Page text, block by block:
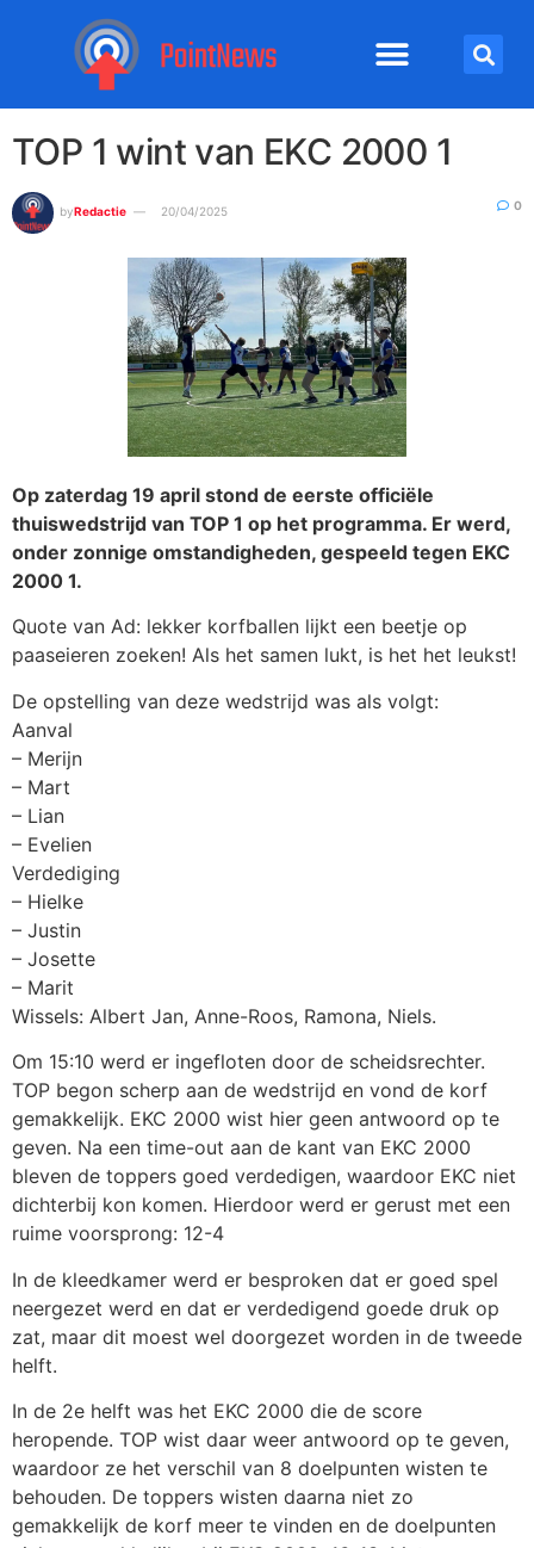
TOP 1 wint van EKC 2000 1
byRedactie 20/04/2025 0
Op zaterdag 19 april stond de eerste officiële
thuiswedstrijd van TOP 1 op het programma. Er werd,
onder zonnige omstandigheden, gespeeld tegen EKC
2000 1.
Quote van Ad: lekker korfballen lijkt een beetje op
paaseieren zoeken! Als het samen lukt, is het het leukst!
De opstelling van deze wedstrijd was als volgt:
Aanval
– Merijn
– Mart
– Lian
– Evelien
Verdediging
– Hielke
– Justin
– Josette
– Marit
Wissels: Albert Jan, Anne-Roos, Ramona, Niels.
Om 15:10 werd er ingefloten door de scheidsrechter.
TOP begon scherp aan de wedstrijd en vond de korf
gemakkelijk. EKC 2000 wist hier geen antwoord op te
geven. Na een time-out aan de kant van EKC 2000
bleven de toppers goed verdedigen, waardoor EKC niet
dichterbij kon komen. Hierdoor werd er gerust met een
ruime voorsprong: 12-4
In de kleedkamer werd er besproken dat er goed spel
neergezet werd en dat er verdedigend goede druk op
zat, maar dit moest wel doorgezet worden in de tweede
helft.
In de 2e helft was het EKC 2000 die de score
heropende. TOP wist daar weer antwoord op te geven,
waardoor ze het verschil van 8 doelpunten wisten te
behouden. De toppers wisten daarna niet zo
gemakkelijk de korf meer te vinden en de doelpunten